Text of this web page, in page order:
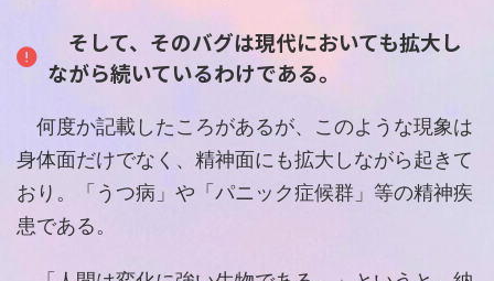
そして、そのバグは現代においても拡大し
ながら続いているわけである。
何度か記載したころがあるが、このような現象は
身体面だけでなく、精神面にも拡大しながら起きて
おり。「うつ病」や「パニック症候群」等の精神疾
患である。